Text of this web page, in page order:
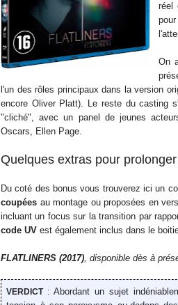
réel
On
l'un des rôles principaux dans la version
encore Oliver Platt). Le reste du casting
"cliché", avec un panel de jeunes
Oscars, Ellen Page.
Quelques extras pour
Du coté des bonus vous trouverez ici un
coupées au montage ou proposées en
incluant un focus sur la transition par
code UV est également inclus dans le
FLATLINERS (2017), disponible dès à
VERDICT: Abordant un sujet